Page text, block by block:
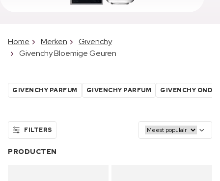
Home Merken
Givenchy
Givenchy Bloemige Geuren
GIVENCHY PARFUM GIVENCHY PARFUM GIVENCHY
FILTERS
PRODUCTEN